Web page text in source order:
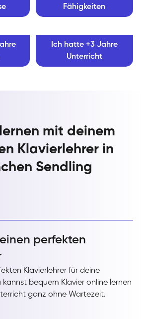
Fähigkeiten
Ich hatte +3 Jahre
Unterricht
mit deinem
Klavierlehrer in
Sendling
perfekten
Klavierlehrer für deine
kannst bequem Klavier online lernen
ganz ohne Wartezeit.